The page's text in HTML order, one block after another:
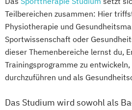
Teilbereichen zusammen: Hier
Physiotherapie und
Sportwissenschaft oder
dieser Themenbereiche lernst du,
Trainingsprogramme zu
durchzuführen und als
Das Studium wird sowohl als